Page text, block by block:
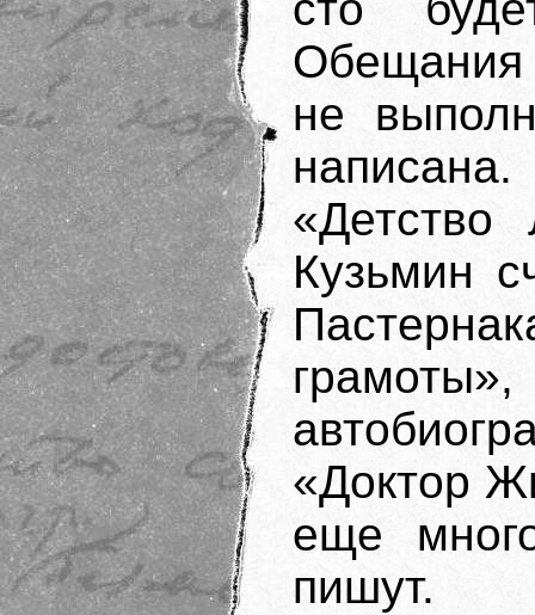
Обещания
не
Кузьмин
«Доктор
еще
пишут.